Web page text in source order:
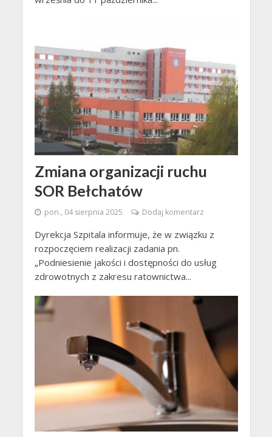
Zmiana organizacji ruchu
SOR Bełchatów
pon., 04 sierpnia 2025 Dodaj komentarz
Dyrekcja Szpitala informuje, że w związku z
rozpoczęciem realizacji zadania pn.
„Podniesienie jakości i dostępności do usług
zdrowotnych z zakresu ratownictwa...